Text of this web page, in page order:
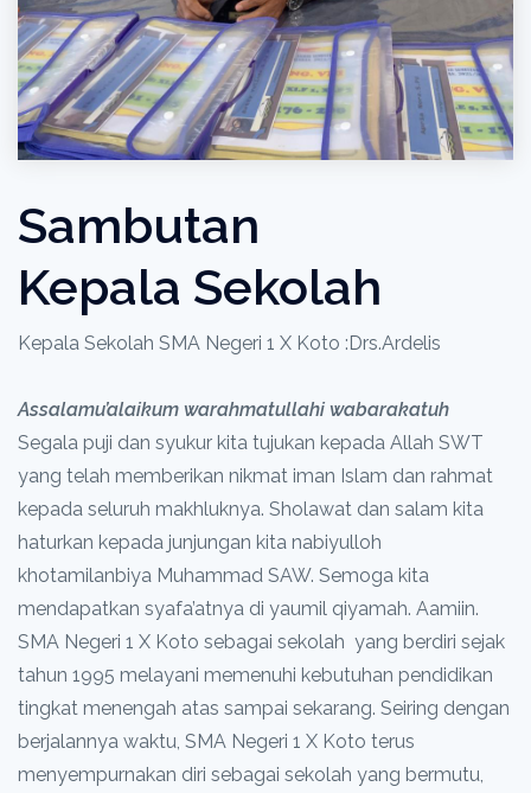
Sambutan
Kepala Sekolah
Kepala Sekolah SMA Negeri 1 X Koto :Drs.Ardelis
Assalamu’alaikum warahmatullahi wabarakatuh
Segala puji dan syukur kita tujukan kepada Allah SWT
yang telah memberikan nikmat iman Islam dan rahmat
kepada seluruh makhluknya. Sholawat dan salam kita
haturkan kepada junjungan kita nabiyulloh
khotamilanbiya Muhammad SAW. Semoga kita
mendapatkan syafa’atnya di yaumil qiyamah. Aamiin.
SMA Negeri 1 X Koto sebagai sekolah yang berdiri sejak
tahun 1995 melayani memenuhi kebutuhan pendidikan
tingkat menengah atas sampai sekarang. Seiring dengan
berjalannya waktu, SMA Negeri 1 X Koto terus
menyempurnakan diri sebagai sekolah yang bermutu,